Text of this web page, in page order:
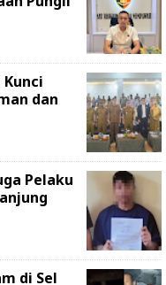
dan
Pelaku
di Sel